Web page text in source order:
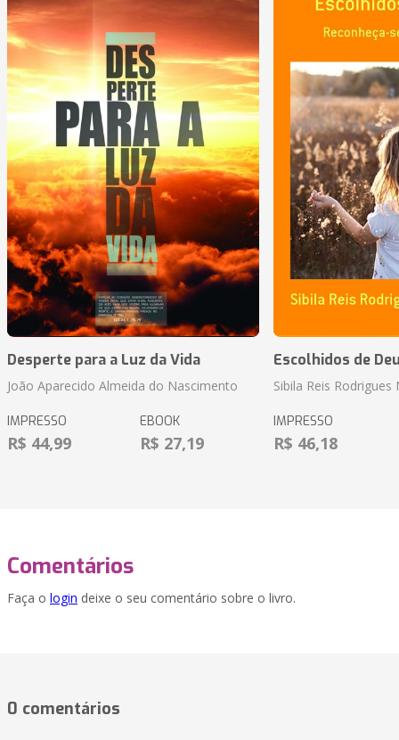
Desperte para a Luz da Vida
João Aparecido Almeida do Nascimento
IMPRESSO
R$ 44,99
EBOOK
R$ 27,19
Escolhidos de
Sibila Reis
IMPRESSO
R$ 46,18
Comentários
Faça o login deixe o seu comentário sobre o livro.
0 comentários